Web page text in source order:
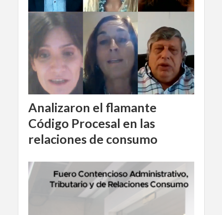
Analizaron el flamante
Código Procesal en las
relaciones de consumo